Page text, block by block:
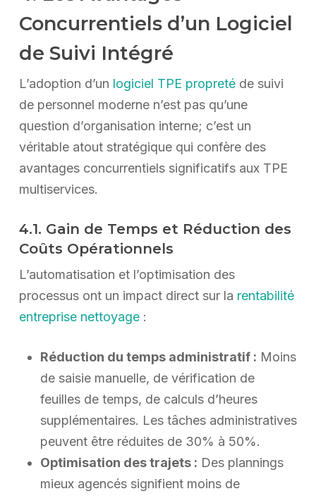
Concurrentiels d’un Logiciel
de Suivi Intégré
L’adoption d’un logiciel TPE propretéde suivi
de personnel moderne n’est pas qu’une
question d’organisation interne; c’est un
véritable atout stratégique qui confère des
avantages concurrentiels significatifs aux TPE
multiservices.
4.1. Gain de Temps et Réduction des
Coûts Opérationnels
L’automatisation et l’optimisation des
processus ont un impact direct sur la rentabilité
entreprise nettoyage:
Réduction du temps administratif : Moins
de saisie manuelle, de vérification de
feuilles de temps, de calculs d’heures
supplémentaires. Les tâches administratives
peuvent être réduites de 30% à 50%.
Optimisation des trajets : Des plannings
mieux agencés signifient moins de